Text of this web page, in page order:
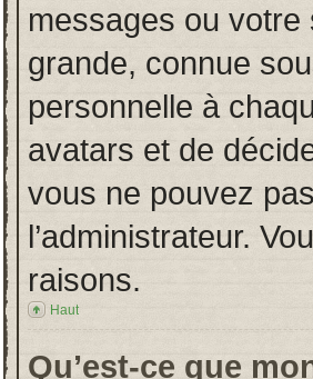
messages ou
grande, connue
personnelle à
avatars et de
vous ne pouvez
l’administrateur.
raisons.
Haut
Qu’est-ce que